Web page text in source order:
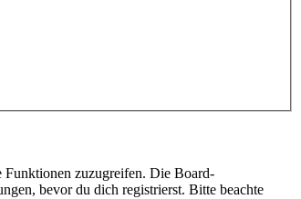
Funktionen zuzugreifen. Die Board-
bevor du dich registrierst. Bitte beachte